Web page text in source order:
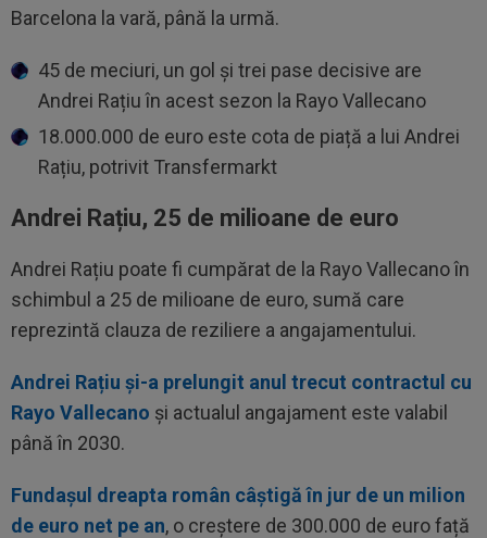
Barcelona la vară, până la urmă.
45 de meciuri, un gol și trei pase decisive are
Andrei Rațiu în acest sezon la Rayo Vallecano
18.000.000 de euro este cota de piață a lui Andrei
Rațiu, potrivit Transfermarkt
Andrei Rațiu, 25 de milioane de euro
Andrei Rațiu poate fi cumpărat de la Rayo Vallecano în
schimbul a 25 de milioane de euro, sumă care
reprezintă clauza de reziliere a angajamentului.
Andrei Rațiu și-a prelungit anul trecut contractul cu
Rayo Vallecano și actualul angajament este valabil
până în 2030.
Fundașul dreapta român câștigă în jur de un milion
de euro net pe an, o creștere de 300.000 de euro față